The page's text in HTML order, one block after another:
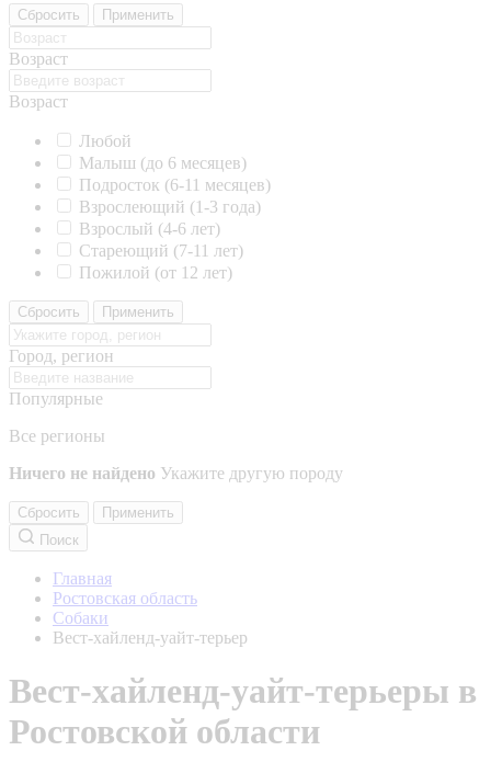
Сбросить Применить
Возраст
Возраст
Любой
Малыш (до 6 месяцев)
Подросток (6-11 месяцев)
Взрослеющий (1-3 года)
Взрослый (4-6 лет)
Стареющий (7-11 лет)
Пожилой (от 12 лет)
Сбросить Применить
Город, регион
Популярные
Все регионы
Ничего не найдено Укажите другую породу
Сбросить
Применить
Поиск
Главная
Ростовская область
Собаки
Вест-хайленд-уайт-терьер
Вест-хайленд-уайт-терьеры в
Ростовской области